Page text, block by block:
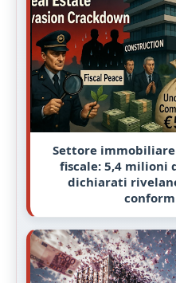
Settore immobiliare
fiscale: 5,4 milioni
dichiarati